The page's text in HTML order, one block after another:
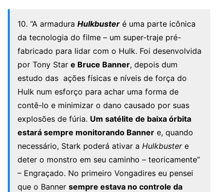
10. “A armadura Hulkbuster é uma parte icônica
da tecnologia do filme – um super-traje pré-
fabricado para lidar com o Hulk. Foi desenvolvida
por Tony Star e Bruce Banner, depois dum
estudo das ações físicas e níveis de força do
Hulk num esforço para achar uma forma de
contê-lo e minimizar o dano causado por suas
explosões de fúria. Um satélite de baixa órbita
estará sempre monitorando Banner e, quando
necessário, Stark poderá ativar a Hulkbuster e
deter o monstro em seu caminho – teoricamente”
– Engraçado. No primeiro Vongadires eu pensei
que o Banner sempre estava no controle da